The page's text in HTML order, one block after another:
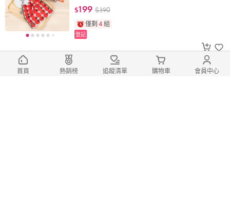
$199 $390
僅剩 4 組
登記
日本今治認證 ，100%純棉
首頁 熱銷榜 追蹤清單 購物車 會員中心